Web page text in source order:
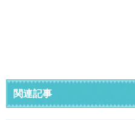
関連記事